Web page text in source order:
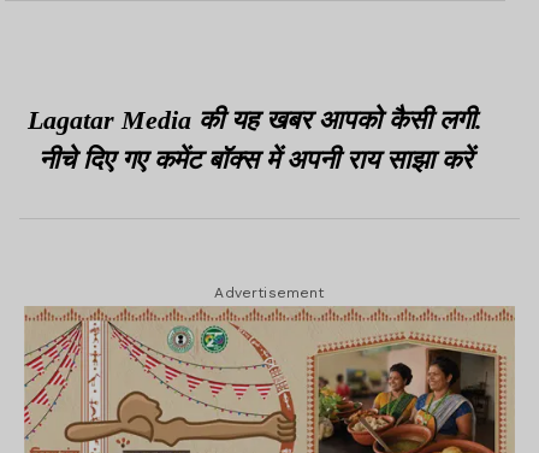
Lagatar Media की यह खबर आपको कैसी लगी.
नीचे दिए गए कमेंट बॉक्स में अपनी राय साझा करें
Advertisement